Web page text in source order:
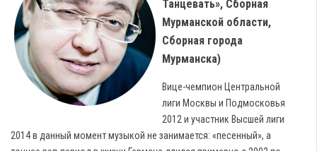
Танцевать», Сборная
Мурманской области,
Сборная города
Мурманска)
Вице-чемпион Центральной
лиги Москвы и Подмосковья
2012 и участник Высшей лиги
2014 в данный момент музыкой не занимается: «песенный», а